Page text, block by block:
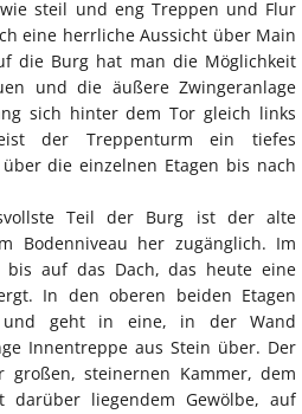
steil und eng Treppen und Flur
eine herrliche Aussicht über Main
die Burg hat man die Möglichkeit
und die äußere Zwingeranlage
sich hinter dem Tor gleich links
der Treppenturm ein tiefes
die einzelnen Etagen bis nach
Teil der Burg ist der alte
Bodenniveau her zugänglich. Im
auf das Dach, das heute eine
In den oberen beiden Etagen
geht in eine, in der Wand
Innentreppe aus Stein über. Der
steinernen Kammer, dem
darüber liegendem Gewölbe, auf